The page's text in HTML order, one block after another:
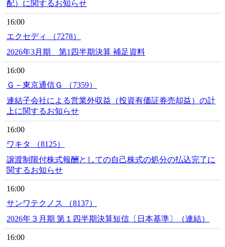
配）に関するお知らせ
16:00
エクセディ （7278）
2026年3月期 第1四半期決算 補足資料
16:00
Ｇ－東京通信Ｇ （7359）
連結子会社による営業外収益（投資有価証券売却益）の計
上に関するお知らせ
16:00
ワキタ （8125）
譲渡制限付株式報酬としての自己株式の処分の払込完了に
関するお知らせ
16:00
サンワテクノス （8137）
2026年３月期 第１四半期決算短信〔日本基準〕（連結）
16:00